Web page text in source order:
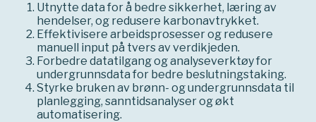
Utnytte data for å bedre sikkerhet, læring av
hendelser, og redusere karbonavtrykket.
Effektivisere arbeidsprosesser og redusere
manuell input på tvers av verdikjeden.
Forbedre datatilgang og analyseverktøy for
undergrunnsdata for bedre beslutningstaking.
Styrke bruken av brønn- og undergrunnsdata til
planlegging, sanntidsanalyser og økt
automatisering.